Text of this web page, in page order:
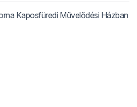
Kaposfüredi Művelődési Házban